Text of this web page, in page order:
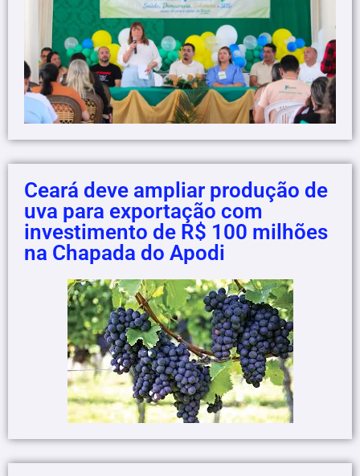
Ceará deve ampliar produção de
uva para exportação com
investimento de R$ 100 milhões
na Chapada do Apodi